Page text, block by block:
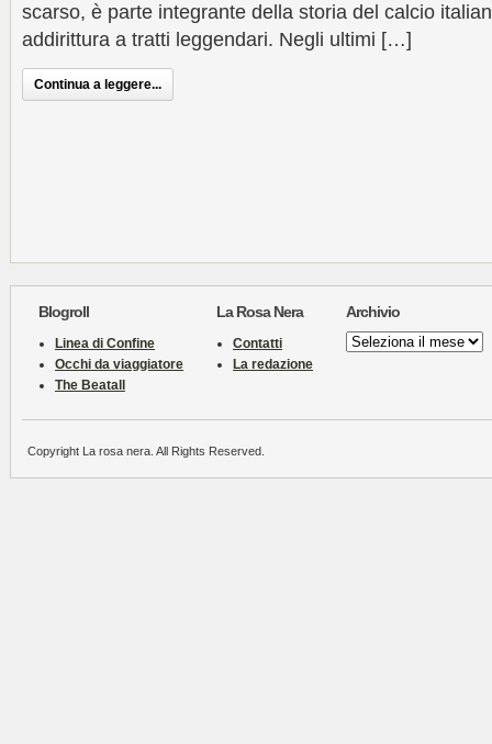
scarso, è parte integrante della storia del calcio
addirittura a tratti leggendari. Negli ultimi […]
Continua a leggere...
Blogroll
Linea di Confine
Occhi da viaggiatore
The Beatall
La Rosa Nera
Contatti
La redazione
Archivio
Archivio
Copyright La rosa nera. All Rights Reserved.